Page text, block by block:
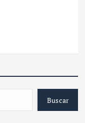
Buscar